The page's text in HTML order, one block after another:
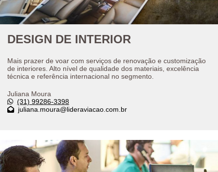
DESIGN DE INTERIOR
Mais prazer de voar com serviços de renovação e customização
de interiores. Alto nível de qualidade dos materiais, excelência
técnica e referência internacional no segmento.
Juliana Moura
(31) 99286-3398
juliana.moura@lideraviacao.com.br